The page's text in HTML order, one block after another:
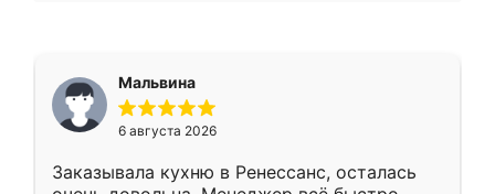
Мальвина
6 августа 2026
Заказывала кухню в Ренессанс, осталась